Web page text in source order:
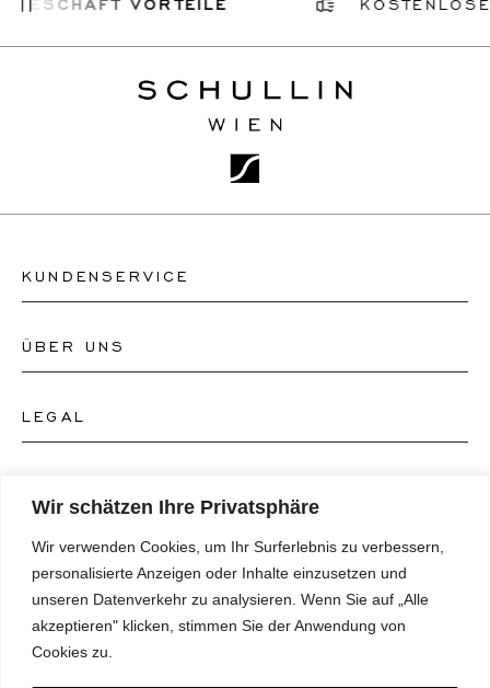
Wir schätzen Ihre Privatsphäre
Wir verwenden Cookies, um Ihr Surferlebnis zu verbessern,
personalisierte Anzeigen oder Inhalte einzusetzen und
unseren Datenverkehr zu analysieren. Wenn Sie auf „Alle
akzeptieren" klicken, stimmen Sie der Anwendung von
Cookies zu.
VORTEILE KOSTENLOSER
KUNDENSERVICE
Kontakt Uhrengeschäft
ÜBER UNS
Über uns
Magazin
Presse
LEGAL
Datenschutzrichtlinie
Impressum
Barrierefreiheitserklärung
Instagram
Facebook
SPRACHE
Deutsch
NEWSLETTER